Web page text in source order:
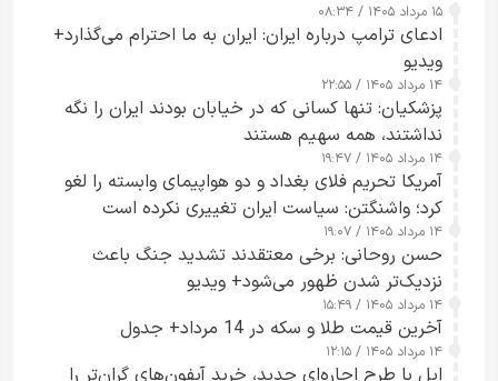
۱۵ مرداد ۱۴۰۵ / ۰۸:۳۴
ادعای ترامپ درباره ایران: ایران به ما احترام می‌گذارد+
ویدیو
۱۴ مرداد ۱۴۰۵ / ۲۲:۵۵
پزشکیان: تنها کسانی که در خیابان بودند ایران را نگه
نداشتند، همه سهیم هستند
۱۴ مرداد ۱۴۰۵ / ۱۹:۴۷
آمریکا تحریم فلای بغداد و دو هواپیمای وابسته را لغو
کرد؛ واشنگتن: سیاست ایران تغییری نکرده است
۱۴ مرداد ۱۴۰۵ / ۱۹:۰۷
حسن روحانی: برخی معتقدند تشدید جنگ باعث
نزدیک‌تر شدن ظهور می‌شود+ ویدیو
۱۴ مرداد ۱۴۰۵ / ۱۵:۴۹
آخرین قیمت طلا و سکه در 14 مرداد+ جدول
۱۴ مرداد ۱۴۰۵ / ۱۲:۱۵
اپل با طرح اجاره‌ای جدید، خرید آیفون‌های گران‌تر را